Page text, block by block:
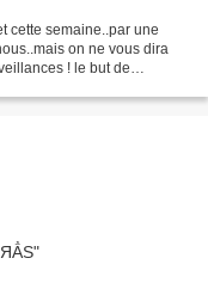
cette semaine..par une
on ne vous dira
! le but de